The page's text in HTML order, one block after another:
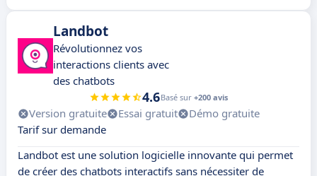
Landbot
Révolutionnez vos
interactions clients avec
des chatbots
4.6Basé sur +200 avis
Version gratuite Essai gratuit
Démo gratuite
Tarif sur demande
Landbot est une solution logicielle innovante qui permet
de créer des chatbots interactifs sans nécessiter de